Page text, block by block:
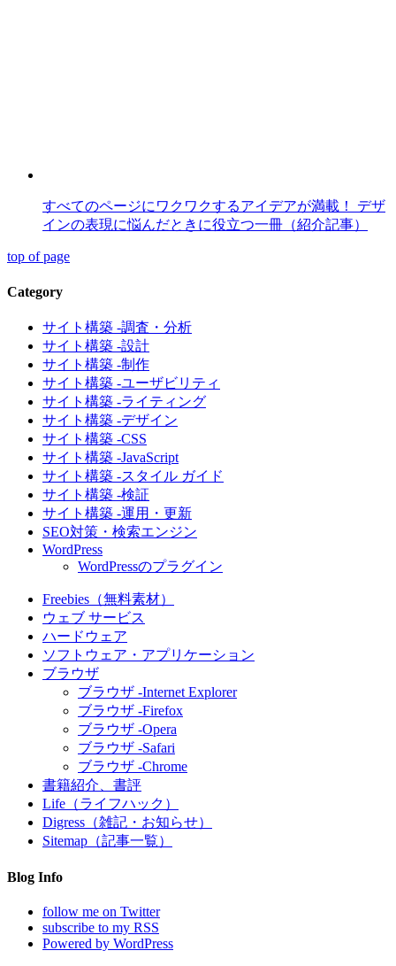
すべてのページにワクワクするアイデアが満載！ デザ
インの表現に悩んだときに役立つ一冊（紹介記事）
top of page
Category
サイト構築 -調査・分析
サイト構築 -設計
サイト構築 -制作
サイト構築 -ユーザビリティ
サイト構築 -ライティング
サイト構築 -デザイン
サイト構築 -CSS
サイト構築 -JavaScript
サイト構築 -スタイル ガイド
サイト構築 -検証
サイト構築 -運用・更新
SEO対策・検索エンジン
WordPress
WordPressのプラグイン
Freebies（無料素材）
ウェブ サービス
ハードウェア
ソフトウェア・アプリケーション
ブラウザ
ブラウザ -Internet Explorer
ブラウザ -Firefox
ブラウザ -Opera
ブラウザ -Safari
ブラウザ -Chrome
書籍紹介、書評
Life（ライフハック）
Digress（雑記・お知らせ）
Sitemap（記事一覧）
Blog Info
follow me on Twitter
subscribe to my RSS
Powered by WordPress